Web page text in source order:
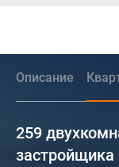
Описание
259